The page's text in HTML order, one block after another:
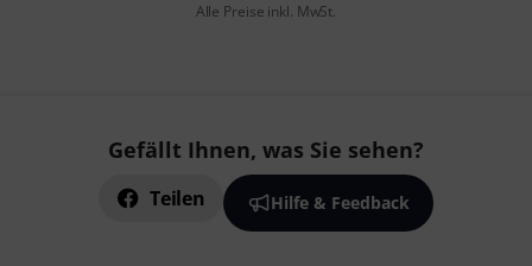
Alle Preise inkl. MwSt.
Gefällt Ihnen, was Sie sehen?
Teilen Hilfe & Feedback